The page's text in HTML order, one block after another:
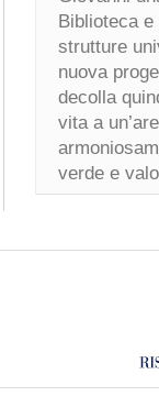
Biblioteca
strutture
nuova
decolla
vita a
verde e